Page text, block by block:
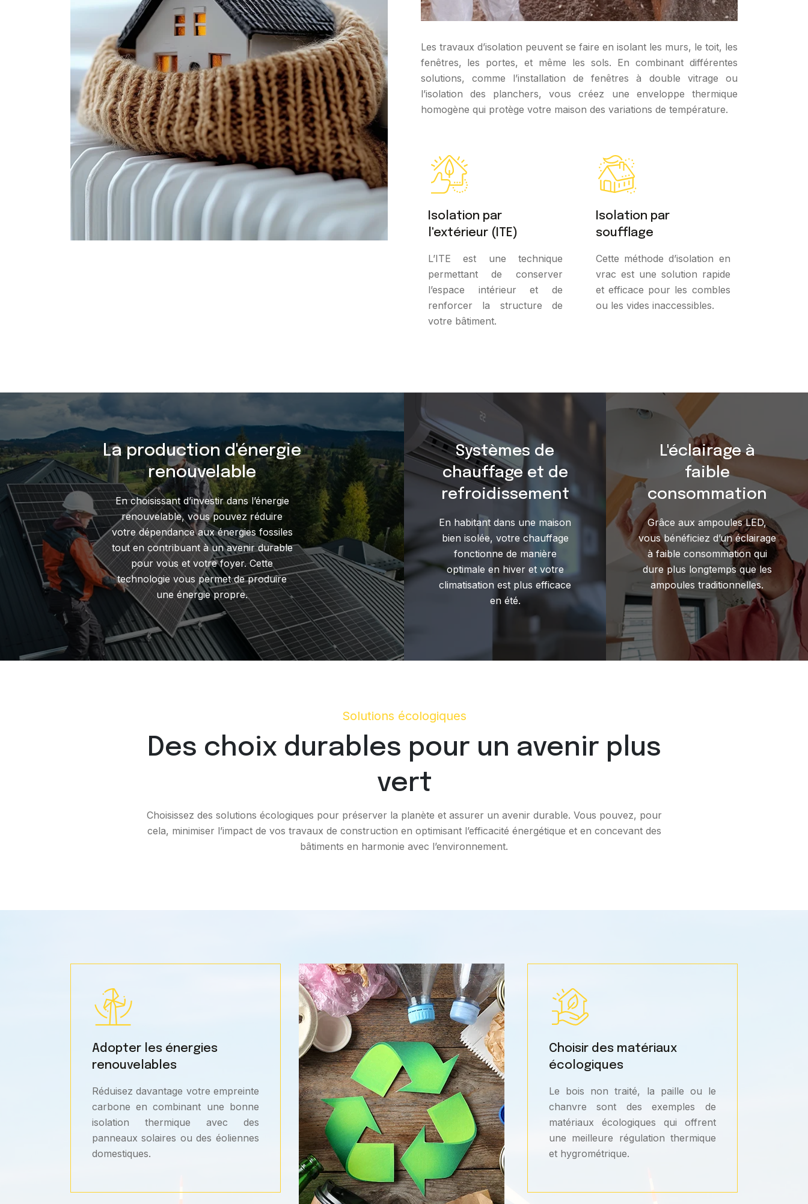
Les travaux d’isolation peuvent se faire en isolant les murs, le toit, les
fenêtres, les portes, et même les sols. En combinant différentes
solutions, comme l’installation de fenêtres à double vitrage ou
l’isolation des planchers, vous créez une enveloppe thermique
homogène qui protège votre maison des variations de température.
Isolation par
l'extérieur (ITE)
L’ITE est une technique
permettant de conserver
l’espace intérieur et de
renforcer la structure de
votre bâtiment.
Isolation par
soufflage
Cette méthode d’isolation en
vrac est une solution rapide
et efficace pour les combles
ou les vides inaccessibles.
La production d'énergie
renouvelable
En choisissant d’investir dans l’énergie
renouvelable, vous pouvez réduire
votre dépendance aux énergies fossiles
tout en contribuant à un avenir durable
pour vous et votre foyer. Cette
technologie vous permet de produire
une énergie propre.
Systèmes de
chauffage et de
refroidissement
En habitant dans une maison
bien isolée, votre chauffage
fonctionne de manière
optimale en hiver et votre
climatisation est plus efficace
en été.
L'éclairage à
faible
consommation
Grâce aux ampoules LED,
vous bénéficiez d’un éclairage
à faible consommation qui
dure plus longtemps que les
ampoules traditionnelles.
Solutions écologiques
Des choix durables pour un avenir plus
vert
Choisissez des solutions écologiques pour préserver la planète et assurer un avenir durable. Vous pouvez, pour
cela, minimiser l’impact de vos travaux de construction en optimisant l’efficacité énergétique et en concevant des
bâtiments en harmonie avec l’environnement.
Adopter les énergies
renouvelables
Réduisez davantage votre empreinte
carbone en combinant une bonne
isolation thermique avec des
panneaux solaires ou des éoliennes
domestiques.
Choisir des matériaux
écologiques
Le bois non traité, la paille ou le
chanvre sont des exemples de
matériaux écologiques qui offrent
une meilleure régulation thermique
et hygrométrique.